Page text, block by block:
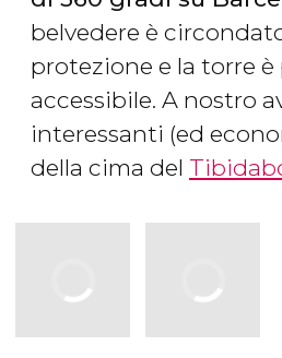
belvedere è
protezione e la torre è
accessibile. A nostro
interessanti (ed
della cima del